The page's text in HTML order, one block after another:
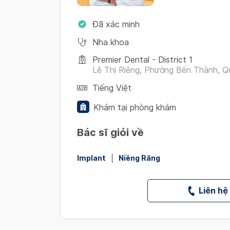
Đã xác minh
Nha khoa
Premier Dental - District 1
Lê Thị Riêng, Phường Bến Thành,
Tiếng Việt
Khám tại phòng khám
Bác sĩ giỏi về
Implant Niềng Răng
Liên